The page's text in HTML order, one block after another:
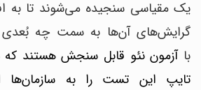
یک مقیاسی سنجیده می‌شوند تا به
گرایش‌های آن‌ها به سمت چه بُعدی
باآزمون نئو قابل سنجش هستند
تایپ این تست را به سازمان‌ها